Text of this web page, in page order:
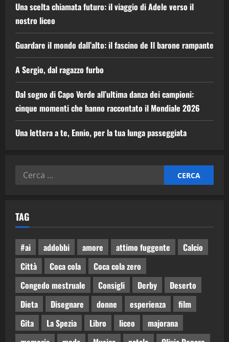
Una scelta chiamata futuro: il viaggio di Adele verso il
nostro liceo
Guardare il mondo dall’alto: il fascino de Il barone rampante
A Sergio, dal ragazzo furbo
Dal sogno di Capo Verde all’ultima danza dei campioni:
cinque momenti che hanno raccontato il Mondiale 2026
Una lettera a te, Ennio, per la tua lunga passeggiata
TAG
#ai addobbi amore attimo fuggente
Calcio
Città
Coca cola
Coca cola zero
Congedo mestruale
Consigli Derby
Deserto
Dieta
Disegnare donne esperienza
film
Gita
La Spezia Libro liceo
majorana